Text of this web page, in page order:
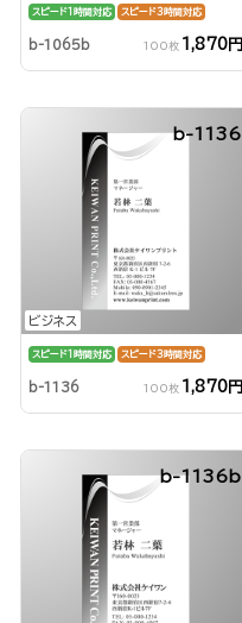
スピード1時間対応 スピード3時間対応
b-1065b 100枚 1,870円
ビジネス
b-1136
スピード1時間対応 スピード3時間対応
b-1136 100枚 1,870円
b-1136b